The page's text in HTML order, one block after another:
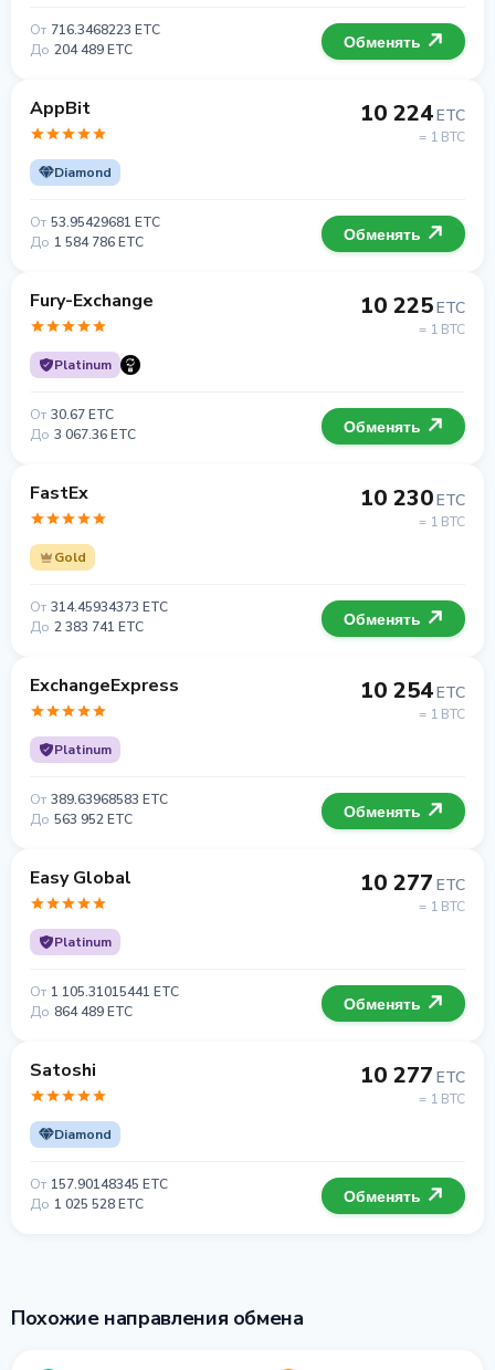
От 716.3468223 ETC
До 204 489 ETC Обменять
AppBit
Diamond
10 224ETC
= 1 BTC
От 53.95429681 ETC
До 1 584 786 ETC Обменять
Fury-Exchange
Platinum
10 225ETC
= 1 BTC
От 30.67 ETC
До 3 067.36 ETC Обменять
FastEx
Gold
10 230ETC
= 1 BTC
От 314.45934373 ETC
До 2 383 741 ETC Обменять
ExchangeExpress
Platinum
10 254ETC
= 1 BTC
От 389.63968583 ETC
До 563 952 ETC Обменять
Easy Global
Platinum
10 277 ETC
= 1 BTC
От 1 105.31015441 ETC
До 864 489 ETC Обменять
Satoshi
Diamond
10 277 ETC
= 1 BTC
От 157.90148345 ETC
До 1 025 528 ETC Обменять
Похожие направления обмена